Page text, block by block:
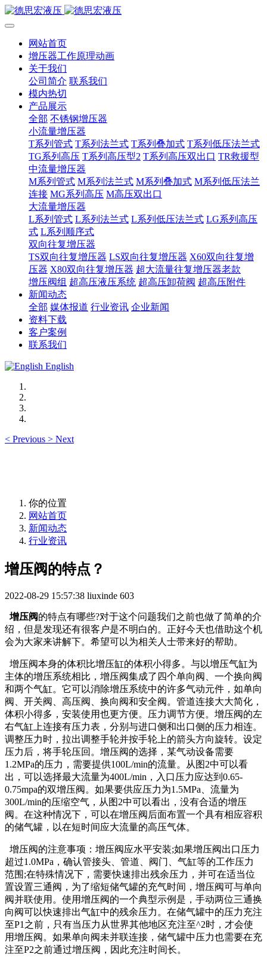
网站首页
增压器工作原理动画
关于我们
公司简介 联系我们
模内热切
产品展示
全部 不锈钢增压器
小流量增压器
T系列管式 T系列法兰式 T系列叠加式 T系列低压法兰式
TG系列高压 T系列高压型2 T系列高压双出口 TR救援型
中流量增压器
M系列管式 M系列法兰式 M系列叠加式 M系列低压法兰
连接 MG系列高压 M高压双出口
大流量增压器
L系列管式 L系列法兰式 L系列低压法兰式 LG系列高压
式 L系列顺序式
双向往复增压器
TS双向往复增压器 LS双向往复增压器 X60双向往复增
压器 X80双向往复增压器 超大流量往复增压器老款
增压阀组 超高压液压系统 超高压卸荷阀 超高压附件
新闻动态
全部 媒体报道 行业资讯 企业新闻
资料下载
客户案例
联系我们
English
< Previous > Next
你的位置
网站首页
新闻动态
行业资讯
增压阀的特点？
2022-08-29 15:57:38 liuxinde 603
增压阀的特点有哪些?对于这个问题我们之前也做了简单的介
绍，但是发现还有很客户是不明白的。正好今天也借助这个机
会为大家来讲解下。希望可以为相关人士带来好的帮助。
增压阀本身的体积比增压缸的体积小得多。与以增压气缸为
主体的增压系统相比，增压阀集成了四个单向阀、一个换向阀
和两个气缸。它可以消除增压系统中的许多气动元件，如单向
阀、开关阀、高压阀、换向阀和安全阀。管道连接大大简化，
体积小得多，安装使用也更方便。压力调节方便。增压阀的左
右气缸上连接有压力表，分别与进口侧和出口侧的压力相连。
调整压力时，拉出调整手轮并按手轮上的箭头方向旋转。设定
压力后，将手轮压回。增压阀的选择，某气动设备需要
1.2MPa的压力，需要提供100L/min的流量。从图2中可以看
出，可以选择最大流量为400L/min，入口压力应达到0.65-
0.75mpa的双增压阀。如果要供应压力为1.5MPa、流量为
300L/min的压缩空气，从图2中可以看出，没有合适的增压
阀。在这种情况下，可以在增压阀后面布置一个具有相应容积
的储气罐，以在短时间应大流量的高压气体。
增压阀的注意事项：增压阀应水平安装;如果增压阀出口压力
超过1.0MPa，确认管接头、管道、阀门、气缸等的工作压力
范围;在特殊情况下，需要快速排出残余压力，并可在适当位
置设置三通阀，为了缩短储气罐的充气时间，增压阀可与单向
阀并联使用。使用增压阀的一个典型示例是，手动两位三通换
向阀可以快速排出气缸中的残余压力。在储气罐中的压力充注
至P1之前，只有当压力从世界其他地区充注至^2时，才会使
用增压阀。如果单向阀未并联连接，储气罐中压力也需要在充
注至P2之前通过增压阀，因此充注时间长。